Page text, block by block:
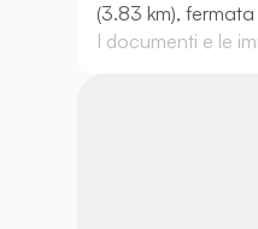
(3.83 km),
I documenti e le